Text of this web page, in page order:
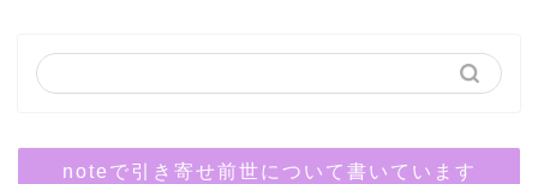
noteで引き寄せ前世について書いています